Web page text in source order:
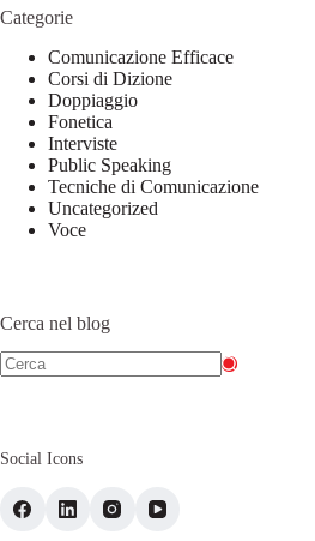
Categorie
Comunicazione Efficace
Corsi di Dizione
Doppiaggio
Fonetica
Interviste
Public Speaking
Tecniche di Comunicazione
Uncategorized
Voce
Cerca nel blog
Social Icons